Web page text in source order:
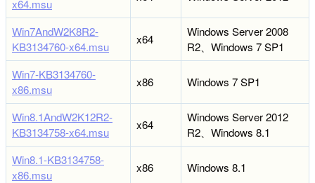
x64.msu
Win7AndW2K8R2-
KB3134760-x64.msu
x64
Windows Server 2008
R2、Windows 7 SP1
Win7-KB3134760-
x86.msu
x86 Windows 7 SP1
Win8.1AndW2K12R2-
KB3134758-x64.msu
x64
Windows Server 2012
R2、Windows 8.1
Win8.1-KB3134758-
x86.msu
x86 Windows 8.1